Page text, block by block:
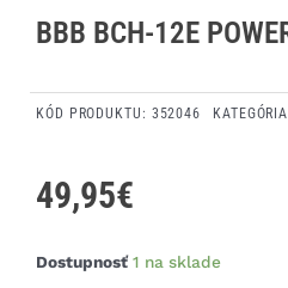
BBB BCH-12E
KÓD PRODUKTU: 352046 KATEGÓRIA
Dostupnosť 1 na sklade
množstvo
49,95€